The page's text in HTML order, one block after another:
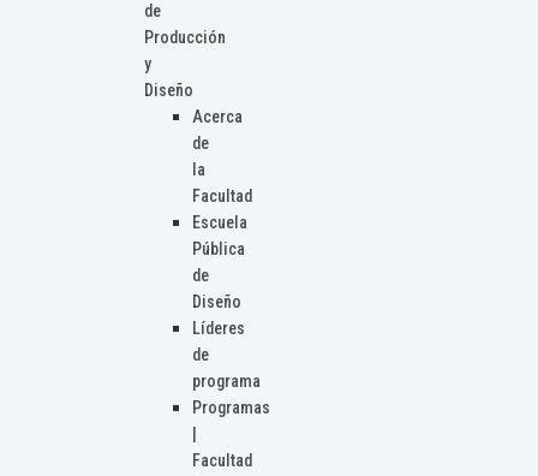
de
Producción
y
Diseño
Acerca
de
la
Facultad
Escuela
Pública
de
Diseño
Líderes
de
programa
Programas
Facultad